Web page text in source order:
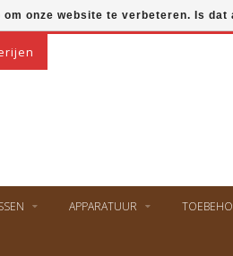
APPARATUUR
onze website te verbeteren. Is dat